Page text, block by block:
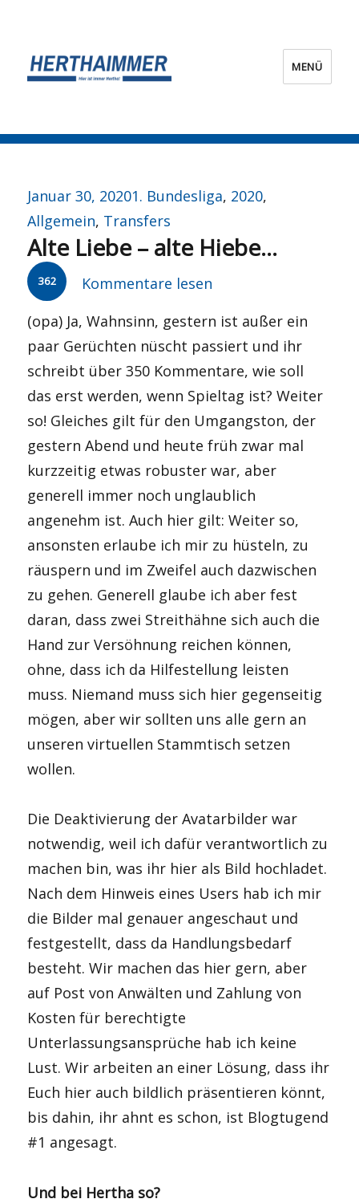
MENÜ
Veröffentlicht
am
Januar 30, 2020Kategorien
1. Bundesliga, 2020,
Allgemein, Transfers
Alte Liebe – alte Hiebe…
362
Kommentare lesen
(opa) Ja, Wahnsinn, gestern ist außer ein
paar Gerüchten nüscht passiert und ihr
schreibt über 350 Kommentare, wie soll
das erst werden, wenn Spieltag ist? Weiter
so! Gleiches gilt für den Umgangston, der
gestern Abend und heute früh zwar mal
kurzzeitig etwas robuster war, aber
generell immer noch unglaublich
angenehm ist. Auch hier gilt: Weiter so,
ansonsten erlaube ich mir zu hüsteln, zu
räuspern und im Zweifel auch dazwischen
zu gehen. Generell glaube ich aber fest
daran, dass zwei Streithähne sich auch die
Hand zur Versöhnung reichen können,
ohne, dass ich da Hilfestellung leisten
muss. Niemand muss sich hier gegenseitig
mögen, aber wir sollten uns alle gern an
unseren virtuellen Stammtisch setzen
wollen.
Die Deaktivierung der Avatarbilder war
notwendig, weil ich dafür verantwortlich zu
machen bin, was ihr hier als Bild hochladet.
Nach dem Hinweis eines Users hab ich mir
die Bilder mal genauer angeschaut und
festgestellt, dass da Handlungsbedarf
besteht. Wir machen das hier gern, aber
auf Post von Anwälten und Zahlung von
Kosten für berechtigte
Unterlassungsansprüche hab ich keine
Lust. Wir arbeiten an einer Lösung, dass ihr
Euch hier auch bildlich präsentieren könnt,
bis dahin, ihr ahnt es schon, ist Blogtugend
#1 angesagt.
Und bei Hertha so?